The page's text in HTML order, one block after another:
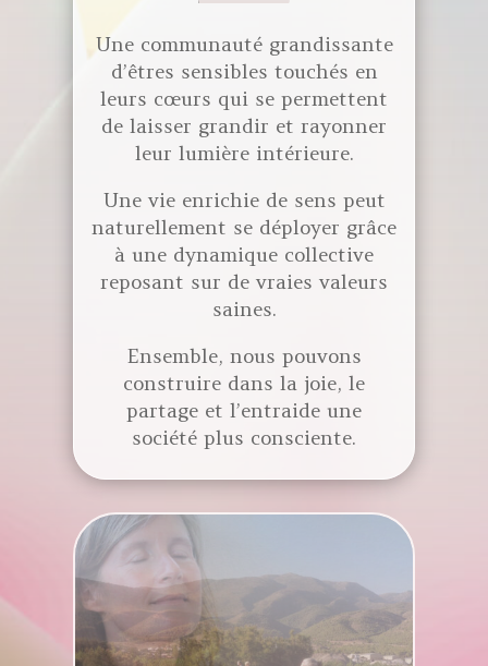
Une communauté grandissante
d’êtres sensibles touchés en
leurs cœurs qui se permettent
de laisser grandir et rayonner
leur lumière intérieure.
Une vie enrichie de sens peut
naturellement se déployer grâce
à une dynamique collective
reposant sur de vraies valeurs
saines.
Ensemble, nous pouvons
construire dans la joie, le
partage et l’entraide une
société plus consciente.